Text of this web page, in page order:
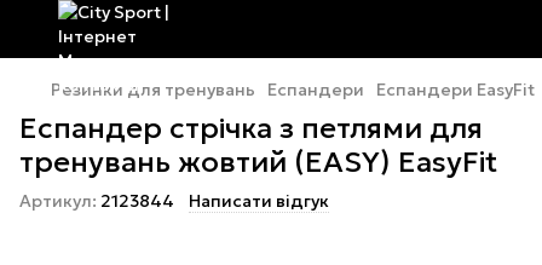
Резинки для тренувань Еспандери Еспандери EasyFit
Еспандер стрічка з петлями для
тренувань жовтий (EASY) EasyFit
Артикул: 2123844 Написати відгук